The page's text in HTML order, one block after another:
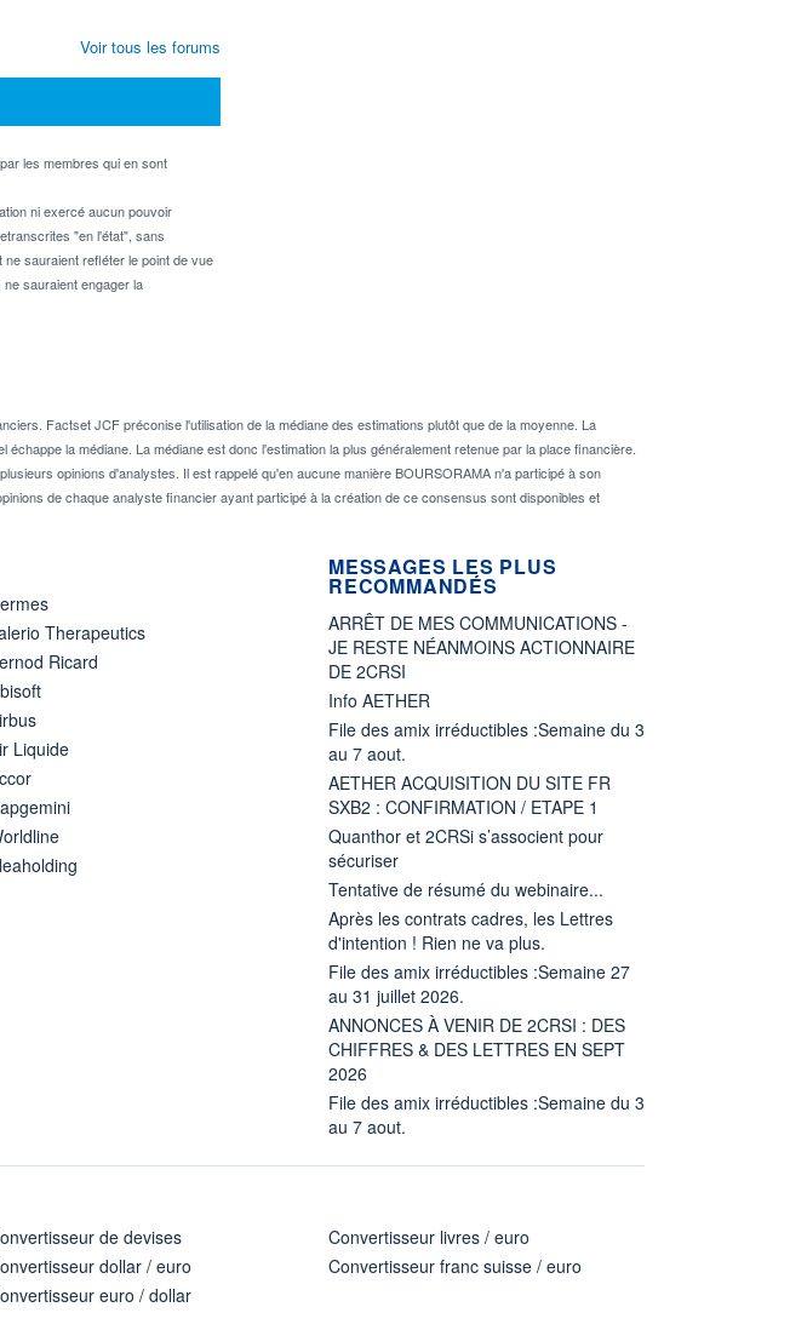
les membres qui en sont
ni exercé aucun pouvoir
"en l'état", sans
sauraient refléter le point de vue
sauraient engager la
Voir tous les forums
Factset JCF préconise l'utilisation de la médiane des estimations plutôt que de la moyenne. La
la médiane. La médiane est donc l'estimation la plus généralement retenue par la place financière.
opinions d'analystes. Il est rappelé qu'en aucune manière BOURSORAMA n'a participé à son
de chaque analyste financier ayant participé à la création de ce consensus sont disponibles et
Therapeutics
Ricard
Liquide
MESSAGES LES PLUS
RECOMMANDÉS
ARRÊT DE MES COMMUNICATIONS -
JE RESTE NÉANMOINS ACTIONNAIRE
DE 2CRSI
Info AETHER
File des amix irréductibles :Semaine du 3
au 7 aout.
AETHER ACQUISITION DU SITE FR
SXB2 : CONFIRMATION / ETAPE 1
Quanthor et 2CRSi s’associent pour
sécuriser
Tentative de résumé du webinaire...
Après les contrats cadres, les Lettres
d'intention ! Rien ne va plus.
File des amix irréductibles :Semaine 27
au 31 juillet 2026.
ANNONCES À VENIR DE 2CRSI : DES
CHIFFRES & DES LETTRES EN SEPT
2026
File des amix irréductibles :Semaine du 3
au 7 aout.
de devises
dollar / euro
euro / dollar
Convertisseur livres / euro
Convertisseur franc suisse / euro